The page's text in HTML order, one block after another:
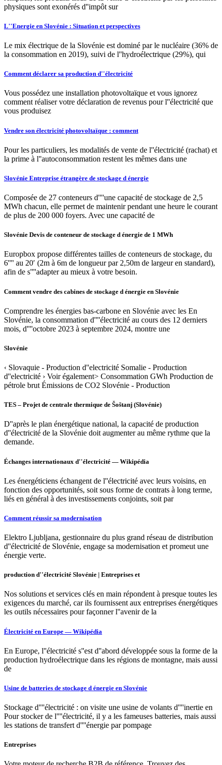
physiques sont exonérés d''impôt sur
L''Energie en Slovénie : Situation et perspectives
Le mix électrique de la Slovénie est dominé par le nucléaire (36% de
la consommation en 2019), suivi de l''hydroélectrique (29%), qui
Comment déclarer sa production d''électricité
Vous possédez une installation photovoltaïque et vous ignorez
comment réaliser votre déclaration de revenus pour l''électricité que
vous produisez
Vendre son électricité photovoltaïque : comment
Pour les particuliers, les modalités de vente de l''électricité (rachat) et
la prime à l''autoconsommation restent les mêmes dans une
Slovénie Entreprise étrangère de stockage d énergie
Composée de 27 conteneurs d''''une capacité de stockage de 2,5
MWh chacun, elle permet de maintenir pendant une heure le courant
de plus de 200 000 foyers. Avec une capacité de
Slovénie Devis de conteneur de stockage d énergie de 1 MWh
Europbox propose différentes tailles de conteneurs de stockage, du
6'''' au 20′ (2m à 6m de longueur par 2,50m de largeur en standard),
afin de s''''adapter au mieux à votre besoin.
Comment vendre des cabines de stockage d énergie en Slovénie
Comprendre les énergies bas-carbone en Slovénie avec les En
Slovénie, la consommation d''''électricité au cours des 12 derniers
mois, d''''octobre 2023 à septembre 2024, montre une
Slovénie
‹ Slovaquie - Production d''electricité Somalie - Production
d''electricité › Voir également> Consommation GWh Production de
pétrole brut Émissions de CO2 Slovénie - Production
TES – Projet de centrale thermique de Šoštanj (Slovénie)
D''après le plan énergétique national, la capacité de production
d''électricité de la Slovénie doit augmenter au même rythme que la
demande.
Échanges internationaux d''électricité — Wikipédia
Les énergéticiens échangent de l''électricité avec leurs voisins, en
fonction des opportunités, soit sous forme de contrats à long terme,
liés en général à des investissements conjoints, soit par
Comment réussir sa modernisation
Elektro Ljubljana, gestionnaire du plus grand réseau de distribution
d''électricité de Slovénie, engage sa modernisation et promeut une
énergie verte.
production d''électricité Slovénie | Entreprises et
Nos solutions et services clés en main répondent à presque toutes les
exigences du marché, car ils fournissent aux entreprises énergétiques
les outils nécessaires pour façonner l''avenir de la
Électricité en Europe — Wikipédia
En Europe, l''électricité s''est d''abord développée sous la forme de la
production hydroélectrique dans les régions de montagne, mais aussi
de
Usine de batteries de stockage d énergie en Slovénie
Stockage d''''électricité : on visite une usine de volants d''''inertie en
Pour stocker de l''''électricité, il y a les fameuses batteries, mais aussi
les stations de transfert d''''énergie par pompage
Entreprises